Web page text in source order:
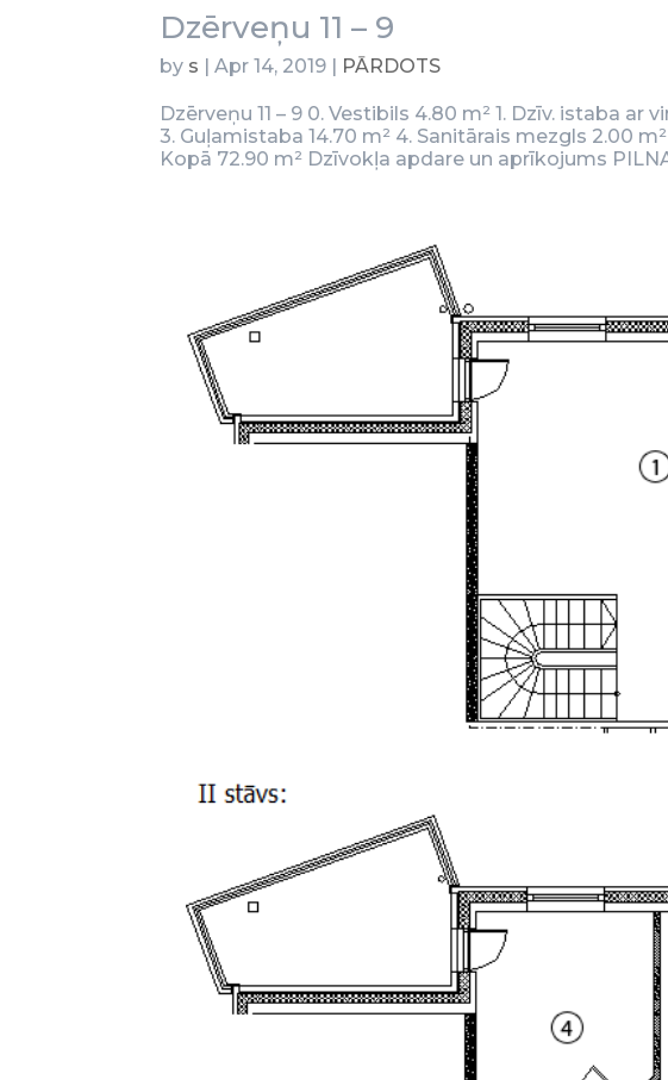
Dzērveņu 11 – 9
by s |Apr 14, 2019 PĀRDOTS
Dzērveņu 11 – 9 0. Vestibils 4.80 m² 1. Dzīv. istaba
3. Guļamistaba 14.70 m² 4. Sanitārais mezgls 2.00
Kopā 72.90 m² Dzīvokļa apdare un aprīkojums